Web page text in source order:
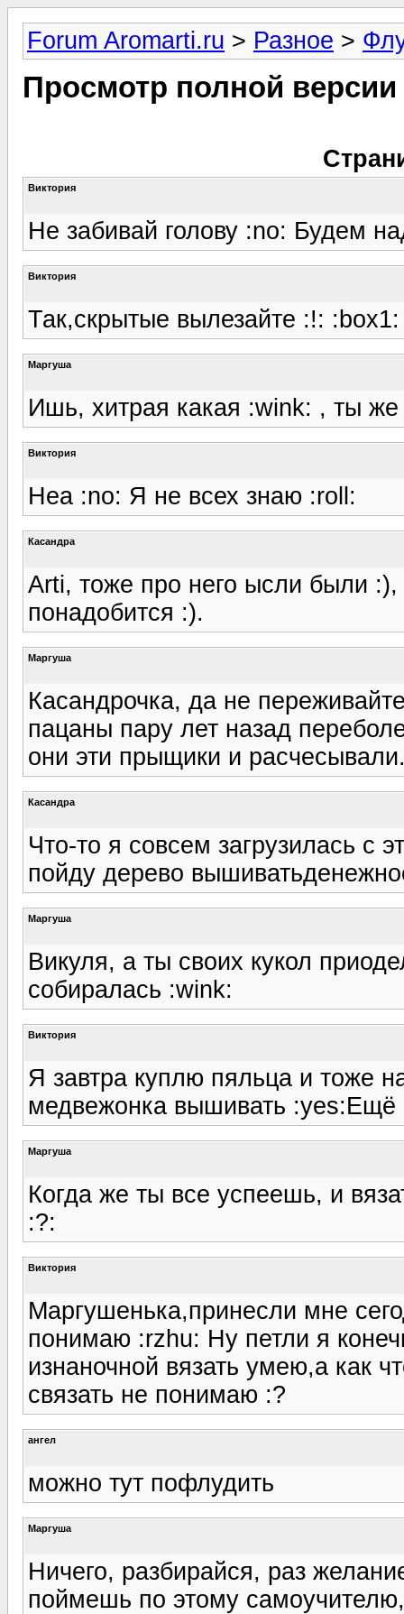
Forum Aromarti.ru > Разное >
Просмотр полной
Виктория
Не забивай голову :no: Будем
Виктория
Так,скрытые вылезайте :!:
Маргуша
Ишь, хитрая какая :wink: , ты
Виктория
Неа :no: Я не всех знаю :roll:
Касандра
Arti, тоже про него ысли были
понадобится :).
Маргуша
Касандрочка, да не
пацаны пару лет назад
они эти прыщики и
Касандра
Что-то я совсем загрузилась с
пойду дерево
Маргуша
Викуля, а ты своих кукол
собиралась :wink:
Виктория
Я завтра куплю пяльца и тоже
медвежонка вышивать :yes:Ещё
Маргуша
Когда же ты все успеешь, и
:?:
Виктория
Маргушенька,принесли мне
понимаю :rzhu: Ну петли я
изнаночной вязать умею,а как
связать не понимаю :?
ангел
можно тут пофлудить
Маргуша
Ничего, разбирайся, раз
поймешь по этому